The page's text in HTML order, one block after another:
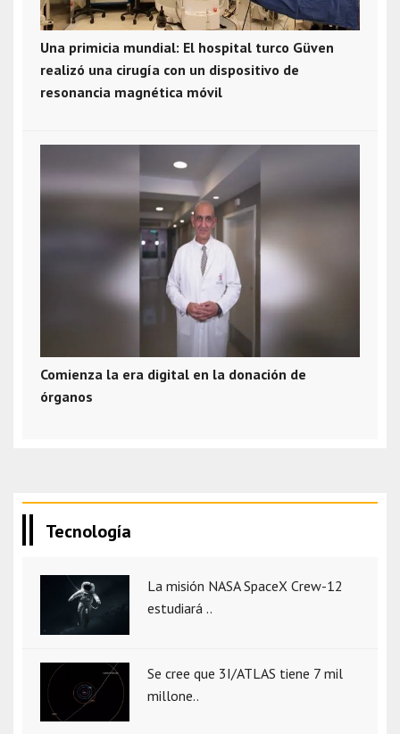
Una primicia mundial: El hospital turco Güven
realizó una cirugía con un dispositivo de
resonancia magnética móvil
Comienza la era digital en la donación de
órganos
Tecnología
La misión NASA SpaceX Crew-12
estudiará ..
Se cree que 3I/ATLAS tiene 7 mil
millone..